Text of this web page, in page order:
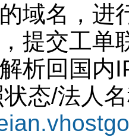
域名，进
提交工单
析回国内
态/法人